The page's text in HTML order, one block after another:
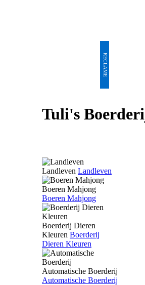
RECLAME
Tuli's
Landleven Landleven
Boeren Mahjong
Boeren Mahjong
Boerderij Dieren
Kleuren Boerderij
Dieren Kleuren
Automatische Boerderij
Automatische Boerderij